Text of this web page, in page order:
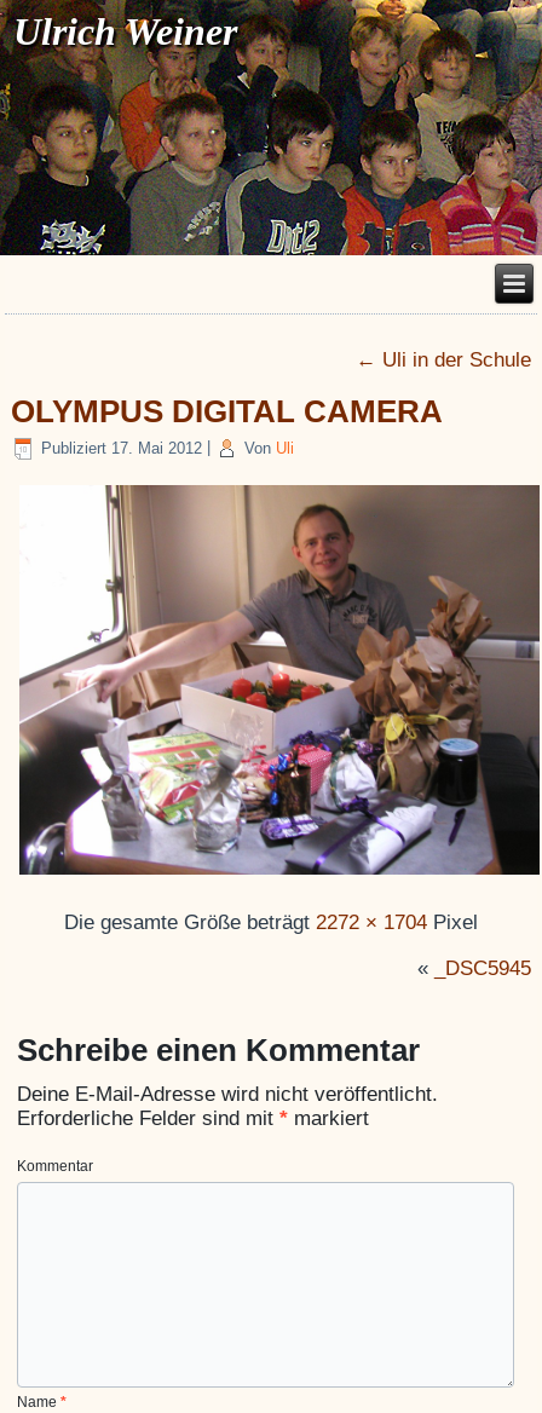
Ulrich Weiner
← Uli in der Schule
OLYMPUS DIGITAL CAMERA
Publiziert 17. Mai 2012 Von Uli
Die gesamte Größe beträgt 2272 × 1704 Pixel
«
_DSC5945
Schreibe einen Kommentar
Deine E-Mail-Adresse wird nicht veröffentlicht.
Erforderliche Felder sind mit* markiert
Kommentar
Name*